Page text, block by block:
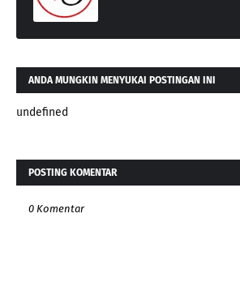
ANDA MUNGKIN MENYUKAI POSTINGAN INI
undefined
POSTING KOMENTAR
0 Komentar